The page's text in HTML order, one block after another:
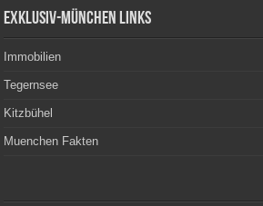
Exklusiv-München Links
Immobilien
Tegernsee
Kitzbühel
Muenchen Fakten